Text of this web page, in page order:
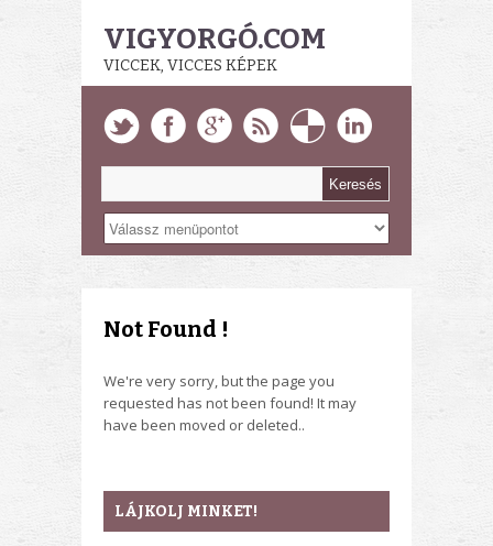
VIGYORGÓ.COM
VICCEK, VICCES KÉPEK
Not Found !
We're very sorry, but the page you
requested has not been found! It may
have been moved or deleted..
LÁJKOLJ MINKET!